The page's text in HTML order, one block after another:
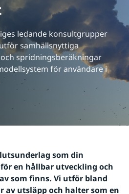
ledande konsultgrupper
samhällsnyttiga
spridningsberäkningar
för användare i
som din
en hållbar utveckling och
som finns. Vi utför bland
utsläpp och halter som en